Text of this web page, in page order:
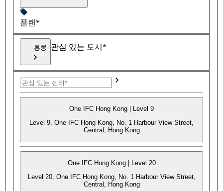
플랜*
홍콩 관심 있는 도시*
One IFC Hong Kong | Level 9
Level 9, One IFC Hong Kong, No. 1 Harbour View Street,
Central, Hong Kong
One IFC Hong Kong | Level 20
Level 20, One IFC Hong Kong, No. 1 Harbour View Street,
Central, Hong Kong